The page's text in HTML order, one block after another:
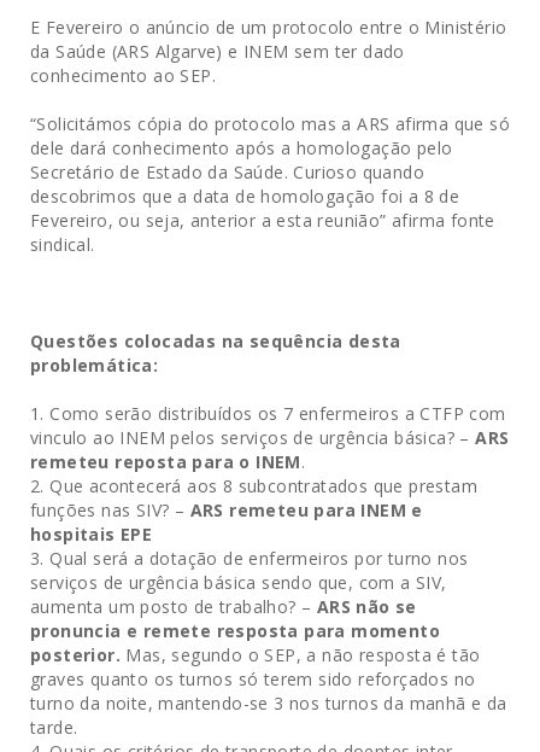
E Fevereiro o anúncio de um protocolo entre o Ministério
da Saúde (ARS Algarve) e INEM sem ter dado
conhecimento ao SEP.
“Solicitámos cópia do protocolo mas a ARS afirma que só
dele dará conhecimento após a homologação pelo
Secretário de Estado da Saúde. Curioso quando
descobrimos que a data de homologação foi a 8 de
Fevereiro, ou seja, anterior a esta reunião” afirma fonte
sindical.
Questões colocadas na sequência desta
problemática:
Como serão distribuídos os 7 enfermeiros a CTFP com
vinculo ao INEM pelos serviços de urgência básica? –ARS
remeteu reposta para o INEM.
Que acontecerá aos 8 subcontratados que prestam
funções nas SIV? – ARS remeteu para INEM e
hospitais EPE
Qual será a dotação de enfermeiros por turno nos
serviços de urgência básica sendo que, com a SIV,
aumenta um posto de trabalho? – ARS não se
pronuncia e remete resposta para momento
posterior. Mas, segundo o SEP, a não resposta é tão
graves quanto os turnos só terem sido reforçados no
turno da noite, mantendo-se 3 nos turnos da manhã e da
tarde.